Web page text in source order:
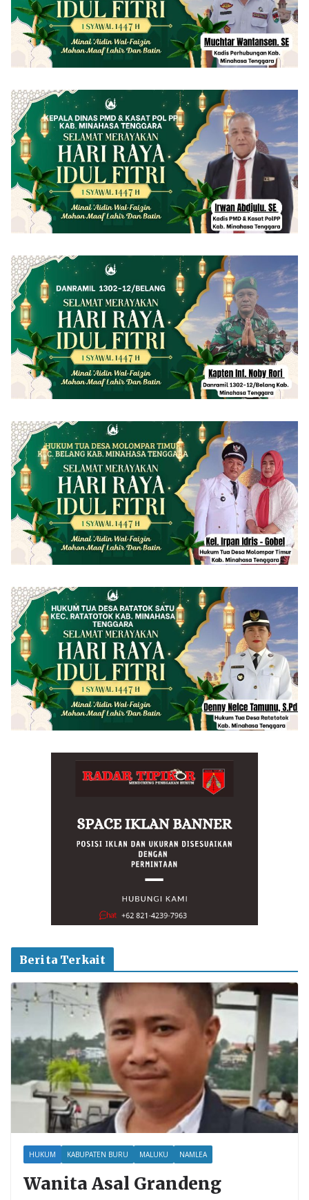
Berita Terkait
HUKUM KABUPATEN BURU MALUKU NAMLEA
Wanita Asal Grandeng